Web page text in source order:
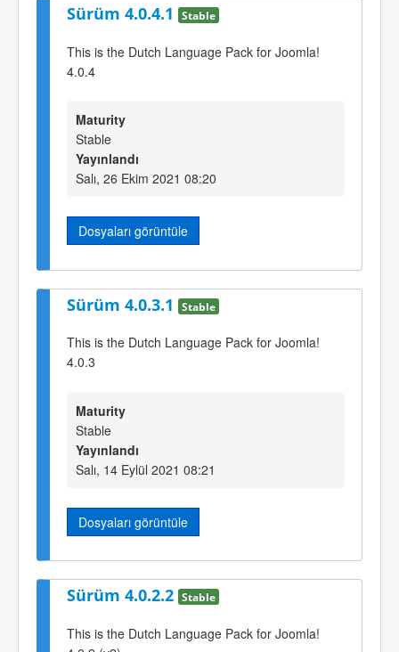
Sürüm 4.0.4.1 Stable
This is the Dutch Language Pack for Joomla!
4.0.4
Maturity
Stable
Yayınlandı
Salı, 26 Ekim 2021 08:20
Dosyaları görüntüle
Sürüm 4.0.3.1 Stable
This is the Dutch Language Pack for Joomla!
4.0.3
Maturity
Stable
Yayınlandı
Salı, 14 Eylül 2021 08:21
Dosyaları görüntüle
Sürüm 4.0.2.2 Stable
This is the Dutch Language Pack for Joomla!